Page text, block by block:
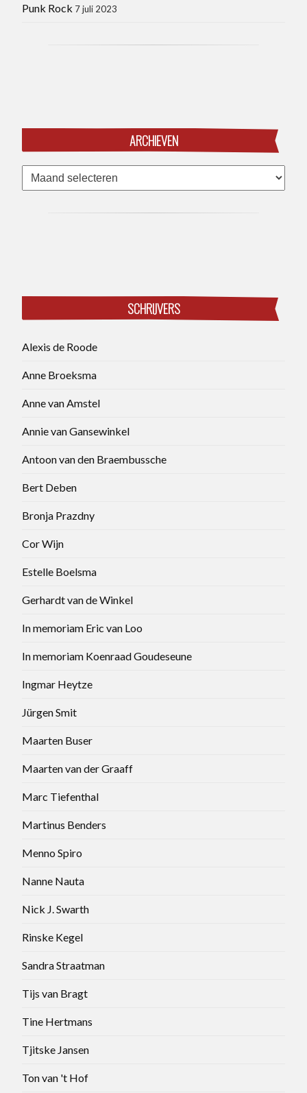
Punk Rock 7 juli 2023
ARCHIEVEN
Archieven
SCHRIJVERS
Alexis de Roode
Anne Broeksma
Anne van Amstel
Annie van Gansewinkel
Antoon van den Braembussche
Bert Deben
Bronja Prazdny
Cor Wijn
Estelle Boelsma
Gerhardt van de Winkel
In memoriam Eric van Loo
In memoriam Koenraad Goudeseune
Ingmar Heytze
Jürgen Smit
Maarten Buser
Maarten van der Graaff
Marc Tiefenthal
Martinus Benders
Menno Spiro
Nanne Nauta
Nick J. Swarth
Rinske Kegel
Sandra Straatman
Tijs van Bragt
Tine Hertmans
Tjitske Jansen
Ton van 't Hof